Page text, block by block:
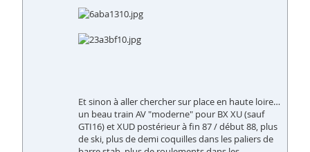
Et sinon à aller chercher sur place en haute loire…
un beau train AV "moderne" pour BX XU (sauf
GTI16) et XUD postérieur à fin 87 / début 88, plus
de ski, plus de demi coquilles dans les paliers de